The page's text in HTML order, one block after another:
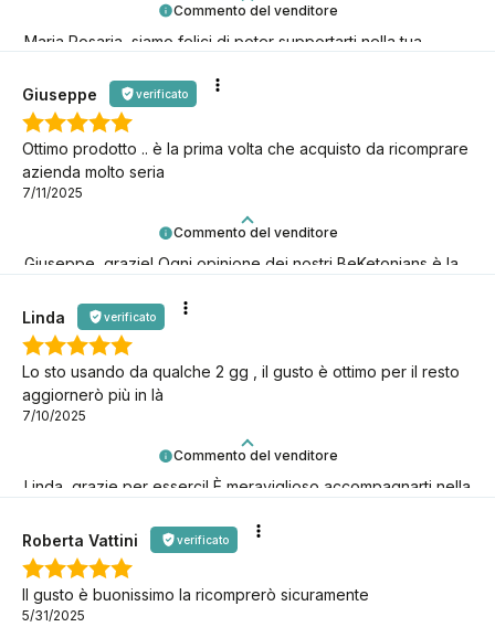
Commento del venditore
Maria Rosaria, siamo felici di poter supportarti nella tua
Commento del venditore
Giuseppe, grazie! Ogni opinione dei nostri BeKetonians è la
Giuseppe verificato
Ottimo prodotto .. è la prima volta che acquisto da ricomprare
azienda molto seria
7/11/2025
Commento del venditore
Linda, grazie per esserci! È meraviglioso accompagnarti nella
Linda verificato
Lo sto usando da qualche 2 gg , il gusto è ottimo per il resto
aggiornerò più in là
7/10/2025
Roberta Vattini verificato
Il gusto è buonissimo la ricomprerò sicuramente
5/31/2025